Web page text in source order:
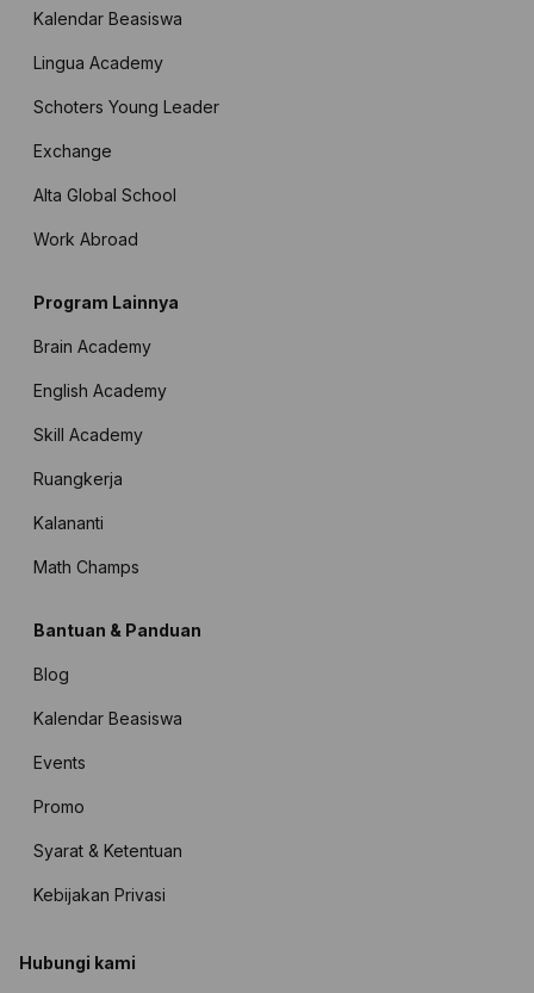
Kalendar Beasiswa
Lingua Academy
Schoters Young Leader
Exchange
Alta Global School
Work Abroad
Program Lainnya
Brain Academy
English Academy
Skill Academy
Ruangkerja
Kalananti
Math Champs
Bantuan & Panduan
Blog
Kalendar Beasiswa
Events
Promo
Syarat & Ketentuan
Kebijakan Privasi
Hubungi kami